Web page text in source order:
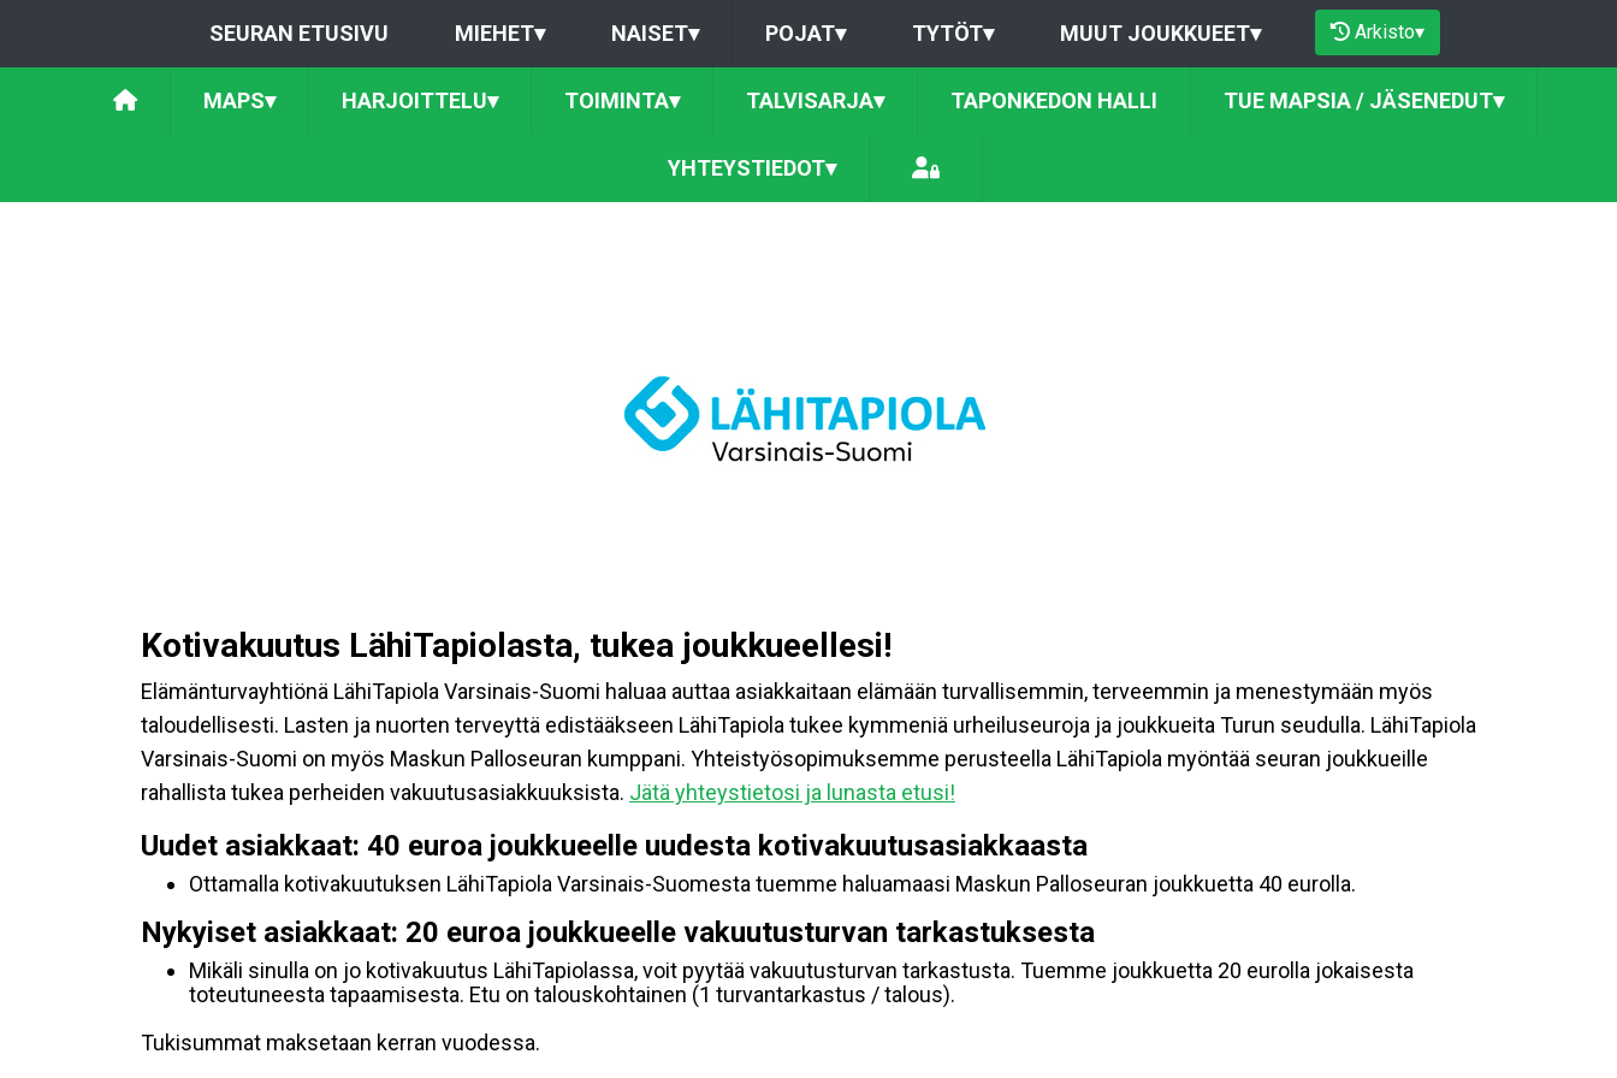
SEURAN ETUSIVU MIEHET▾ NAISET▾ POJAT▾ TYTÖT▾ MUUT JOUKKUEET▾ Arkisto▾
MAPS▾ HARJOITTELU▾ TOIMINTA▾ TALVISARJA▾ TAPONKEDON HALLI TUE MAPSIA / JÄSENEDUT▾
YHTEYSTIEDOT▾
Kotivakuutus LähiTapiolasta, tukea joukkueellesi!
Elämänturvayhtiönä LähiTapiola Varsinais-Suomi haluaa auttaa asiakkaitaan elämään turvallisemmin, terveemmin ja menestymään myös
taloudellisesti. Lasten ja nuorten terveyttä edistääkseen LähiTapiola tukee kymmeniä urheiluseuroja ja joukkueita Turun seudulla. LähiTapiola
Varsinais-Suomi on myös Maskun Palloseuran kumppani. Yhteistyösopimuksemme perusteella LähiTapiola myöntää seuran joukkueille
rahallista tukea perheiden vakuutusasiakkuuksista. Jätä yhteystietosi ja lunasta etusi!
Uudet asiakkaat: 40 euroa joukkueelle uudesta kotivakuutusasiakkaasta
Ottamalla kotivakuutuksen LähiTapiola Varsinais-Suomesta tuemme haluamaasi Maskun Palloseuran joukkuetta 40 eurolla.
Nykyiset asiakkaat: 20 euroa joukkueelle vakuutusturvan tarkastuksesta
Mikäli sinulla on jo kotivakuutus LähiTapiolassa, voit pyytää vakuutusturvan tarkastusta. Tuemme joukkuetta 20 eurolla jokaisesta
toteutuneesta tapaamisesta. Etu on talouskohtainen (1 turvantarkastus / talous).
Tukisummat maksetaan kerran vuodessa.